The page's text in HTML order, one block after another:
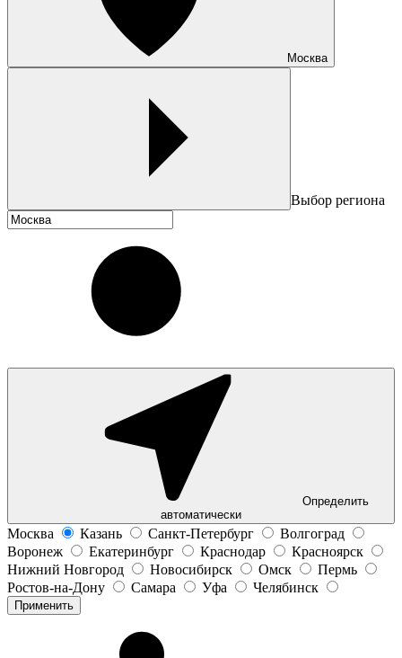
Москва
Выбор региона
Определить
автоматически
Москва Казань Санкт-Петербург
Волгоград
Воронеж
Екатеринбург Краснодар
Красноярск
Нижний Новгород
Новосибирск Омск
Пермь
Ростов-на-Дону
Самара Уфа Челябинск
Применить